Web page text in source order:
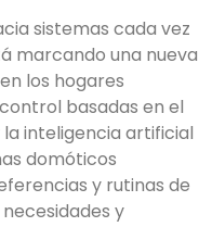
sistemas cada vez
marcando una nueva
los hogares
basadas en el
inteligencia artificial
domóticos
y rutinas de
y